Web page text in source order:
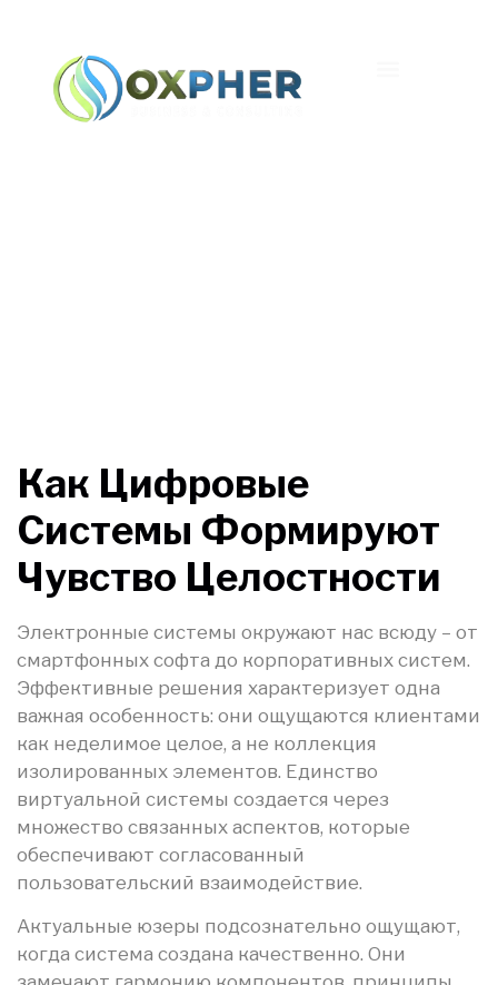
Как Цифровые
Системы Формируют
Чувство Целостности
Электронные системы окружают нас всюду – от
смартфонных софта до корпоративных систем.
Эффективные решения характеризует одна
важная особенность: они ощущаются клиентами
как неделимое целое, а не коллекция
изолированных элементов. Единство
виртуальной системы создается через
множество связанных аспектов, которые
обеспечивают согласованный
пользовательский взаимодействие.
Актуальные юзеры подсознательно ощущают,
когда система создана качественно. Они